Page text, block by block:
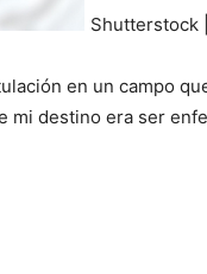
Shutterstock
en un campo
mi destino era ser